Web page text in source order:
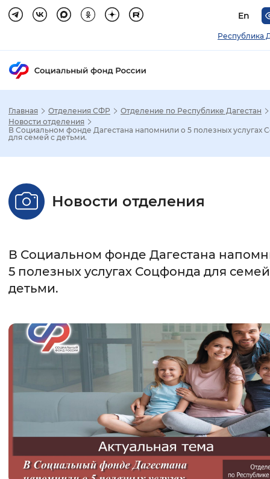
En
Республика
Стандартный Увеличенный
Без засечек С засечками
Цвет сайта
Инверсивный
Синий фон
Изображения
Включены Выключены
Главная Отделения СФР
Отделение по Республике Дагестан
Новости отделения
В Социальном фонде Дагестана напомнили о 5 полезных услугах
для семей с детьми.
Новости отделения
В Социальном фонде Дагестана
5 полезных услугах Соцфонда для
детьми.